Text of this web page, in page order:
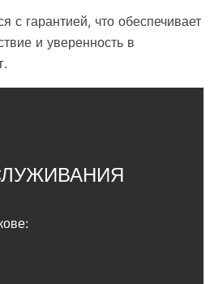
с гарантией, что обеспечивает
и уверенность в